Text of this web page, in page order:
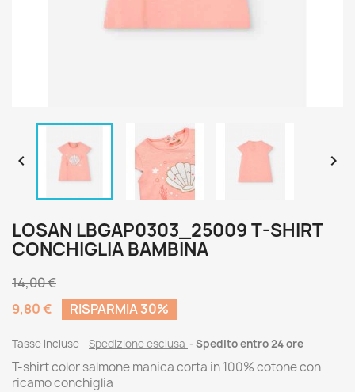
 
LOSAN LBGAP0303_25009 T-SHIRT
CONCHIGLIA BAMBINA
14,00 €
9,80 €
RISPARMIA 30%
Tasse incluse Spedizione esclusa Spedito entro 24 ore
T-shirt color salmone manica corta in 100% cotone con
ricamo conchiglia